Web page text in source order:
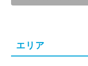
エリア